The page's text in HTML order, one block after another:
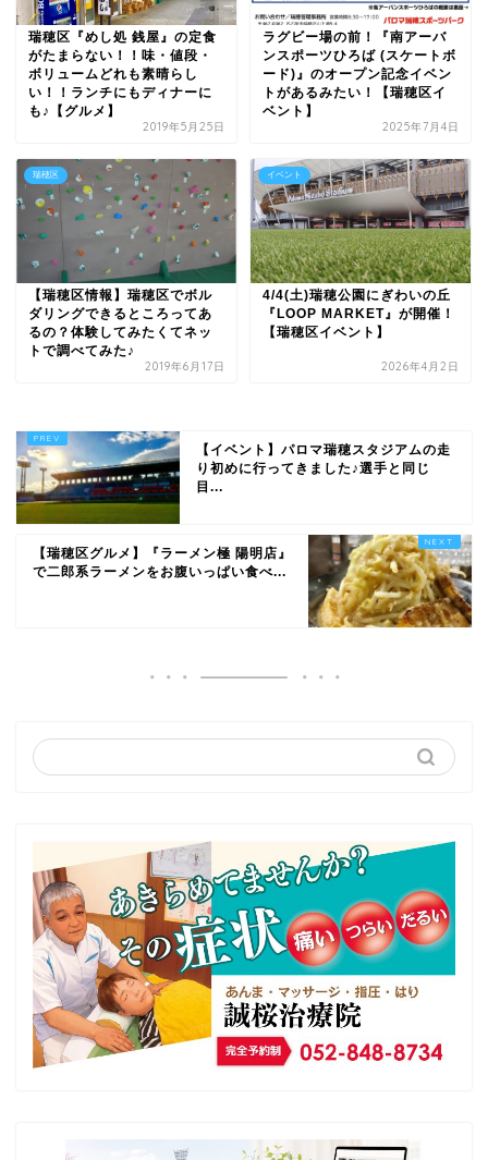
瑞穂区『めし処 銭屋』の定食
がたまらない！！味・値段・
ボリュームどれも素晴らし
い！！ランチにもディナーに
も♪【グルメ】
2019年5月25日
ラグビー場の前！『南アーバ
ンスポーツひろば (スケートボ
ード)』のオープン記念イベン
トがあるみたい！【瑞穂区イ
ベント】
2025年7月4日
瑞穂区
【瑞穂区情報】瑞穂区でボル
ダリングできるところってあ
るの？体験してみたくてネッ
トで調べてみた♪
2019年6月17日
イベント
4/4(土)瑞穂公園にぎわいの丘
『LOOP MARKET』が開催！
【瑞穂区イベント】
2026年4月2日
【イベント】パロマ瑞穂スタジアムの走
り初めに行ってきました♪選手と同じ
目...
【瑞穂区グルメ】『ラーメン極 陽明店』
で二郎系ラーメンをお腹いっぱい食べ...